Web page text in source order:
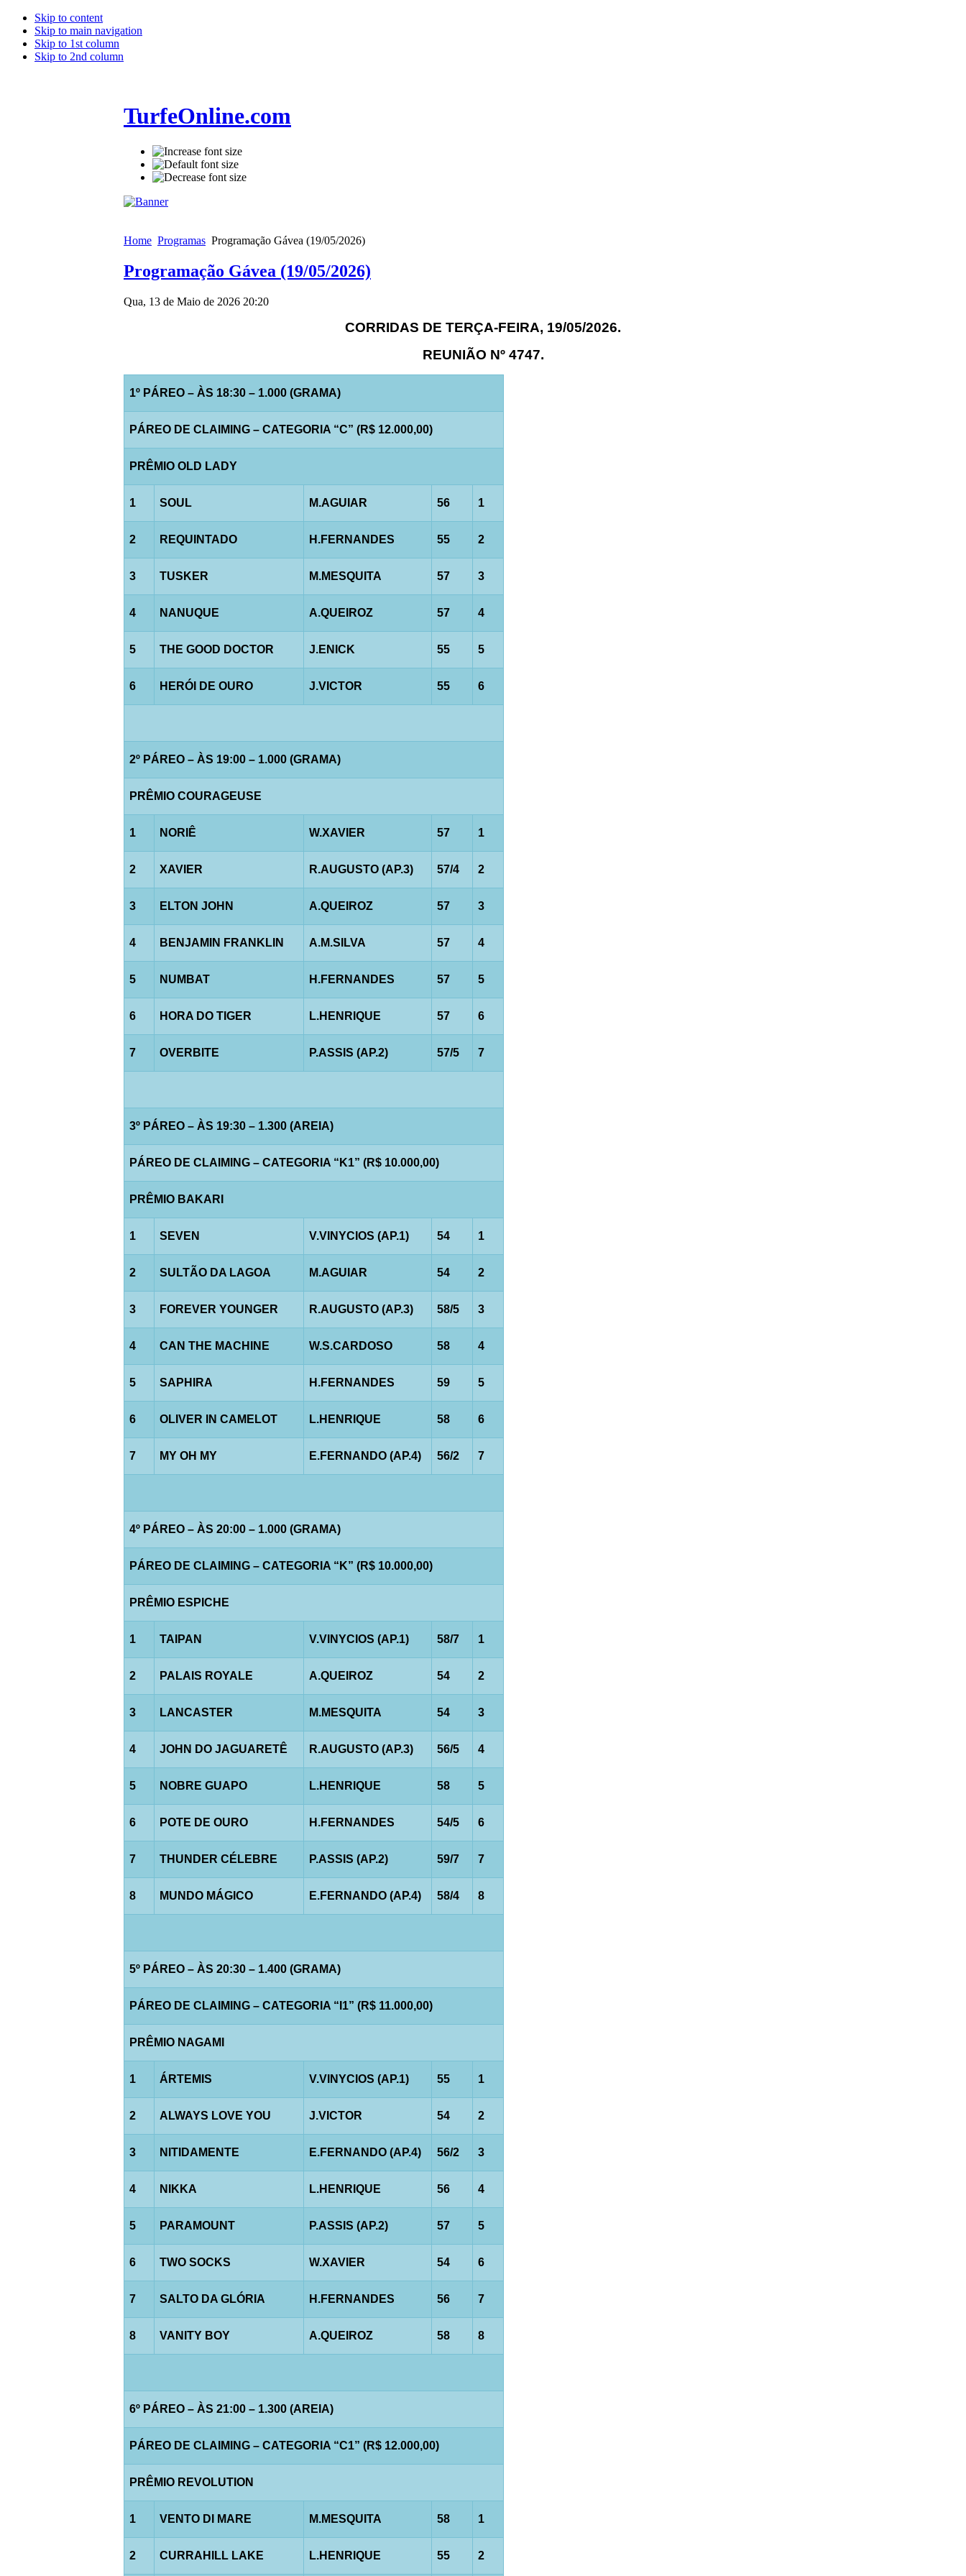
Skip to content
Skip to main navigation
Skip to 1st column
Skip to 2nd column
TurfeOnline.com
Home Programas Programação Gávea (19/05/2026)
Programação Gávea (19/05/2026)
Qua, 13 de Maio de 2026 20:20
CORRIDAS DE TERÇA-FEIRA, 19/05/2026.
REUNIÃO Nº 4747.
1º PÁREO – ÀS 18:30 – 1.000 (GRAMA)
PÁREO DE CLAIMING – CATEGORIA “C” (R$ 12.000,00)
PRÊMIO OLD LADY
1 SOUL M.AGUIAR 56 1
2 REQUINTADO H.FERNANDES 55 2
3 TUSKER M.MESQUITA 57 3
4 NANUQUE A.QUEIROZ 57 4
5 THE GOOD DOCTOR J.ENICK 55 5
6 HERÓI DE OURO J.VICTOR 55 6
2º PÁREO – ÀS 19:00 – 1.000 (GRAMA)
PRÊMIO COURAGEUSE
1 NORIÊ W.XAVIER 57 1
2 XAVIER R.AUGUSTO (AP.3) 57/4 2
3 ELTON JOHN A.QUEIROZ 57 3
4 BENJAMIN FRANKLIN A.M.SILVA 57 4
5 NUMBAT H.FERNANDES 57 5
6 HORA DO TIGER L.HENRIQUE 57 6
7 OVERBITE P.ASSIS (AP.2) 57/5 7
3º PÁREO – ÀS 19:30 – 1.300 (AREIA)
PÁREO DE CLAIMING – CATEGORIA “K1” (R$ 10.000,00)
PRÊMIO BAKARI
1 SEVEN V.VINYCIOS (AP.1) 54 1
2 SULTÃO DA LAGOA M.AGUIAR 54 2
3 FOREVER YOUNGER R.AUGUSTO (AP.3) 58/5 3
4 CAN THE MACHINE W.S.CARDOSO 58 4
5 SAPHIRA H.FERNANDES 59 5
6 OLIVER IN CAMELOT L.HENRIQUE 58 6
7 MY OH MY E.FERNANDO (AP.4) 56/2 7
4º PÁREO – ÀS 20:00 – 1.000 (GRAMA)
PÁREO DE CLAIMING – CATEGORIA “K” (R$ 10.000,00)
PRÊMIO ESPICHE
1 TAIPAN V.VINYCIOS (AP.1) 58/7 1
2 PALAIS ROYALE A.QUEIROZ 54 2
3 LANCASTER M.MESQUITA 54 3
4 JOHN DO JAGUARETÊ R.AUGUSTO (AP.3) 56/5 4
5 NOBRE GUAPO L.HENRIQUE 58 5
6 POTE DE OURO H.FERNANDES 54/5 6
7 THUNDER CÉLEBRE P.ASSIS (AP.2) 59/7 7
8 MUNDO MÁGICO E.FERNANDO (AP.4) 58/4 8
5º PÁREO – ÀS 20:30 – 1.400 (GRAMA)
PÁREO DE CLAIMING – CATEGORIA “I1” (R$ 11.000,00)
PRÊMIO NAGAMI
1 ÁRTEMIS V.VINYCIOS (AP.1) 55 1
2 ALWAYS LOVE YOU J.VICTOR 54 2
3 NITIDAMENTE E.FERNANDO (AP.4) 56/2 3
4 NIKKA L.HENRIQUE 56 4
5 PARAMOUNT P.ASSIS (AP.2) 57 5
6 TWO SOCKS W.XAVIER 54 6
7 SALTO DA GLÓRIA H.FERNANDES 56 7
8 VANITY BOY A.QUEIROZ 58 8
6º PÁREO – ÀS 21:00 – 1.300 (AREIA)
PÁREO DE CLAIMING – CATEGORIA “C1” (R$ 12.000,00)
PRÊMIO REVOLUTION
1 VENTO DI MARE M.MESQUITA 58 1
2 CURRAHILL LAKE L.HENRIQUE 55 2